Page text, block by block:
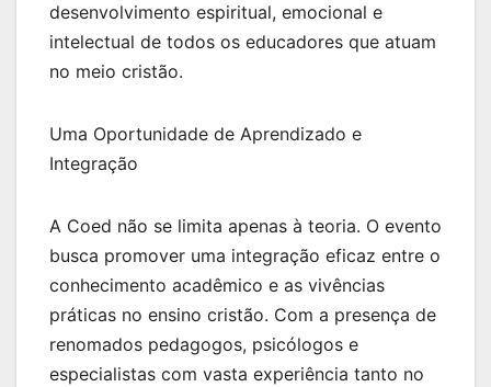
desenvolvimento espiritual, emocional e
intelectual de todos os educadores que atuam
no meio cristão.
Uma Oportunidade de Aprendizado e
Integração
A Coed não se limita apenas à teoria. O evento
busca promover uma integração eficaz entre o
conhecimento acadêmico e as vivências
práticas no ensino cristão. Com a presença de
renomados pedagogos, psicólogos e
especialistas com vasta experiência tanto no